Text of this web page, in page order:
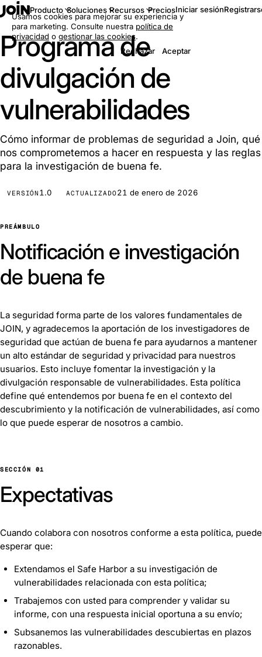
Producto Soluciones Recursos PreciosIniciar sesión
Programa de
divulgación de
vulnerabilidades
Cómo informar de problemas de seguridad a Join, qué
nos comprometemos a hacer en respuesta y las reglas
para la investigación de buena fe.
VERSIÓN 1.0 ACTUALIZADO21 de enero de 2026
PREÁMBULO
Notificación e investigación
de buena fe
La seguridad forma parte de los valores fundamentales de
JOIN, y agradecemos la aportación de los investigadores de
seguridad que actúan de buena fe para ayudarnos a mantener
un alto estándar de seguridad y privacidad para nuestros
usuarios. Esto incluye fomentar la investigación y la
divulgación responsable de vulnerabilidades. Esta política
define qué entendemos por buena fe en el contexto del
descubrimiento y la notificación de vulnerabilidades, así como
lo que puede esperar de nosotros a cambio.
SECCIÓN 01
Expectativas
Cuando colabora con nosotros conforme a esta política, puede
esperar que:
Extendamos el Safe Harbor a su investigación de
vulnerabilidades relacionada con esta política;
Trabajemos con usted para comprender y validar su
informe, con una respuesta inicial oportuna a su envío;
Subsanemos las vulnerabilidades descubiertas en plazos
razonables.
Usamos cookies para mejorar su experiencia y
para marketing. Consulte nuestra política de
privacidad o gestionar las cookies.
Rechazar
Aceptar